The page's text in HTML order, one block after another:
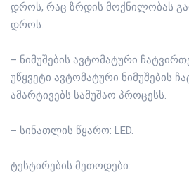
დროს, რაც ზრდის მოქნილობას
დროს.
– ნიმუშების ავტომატური
უწყვეტი ავტომატური ნიმუშების
ამარტივებს სამუშაო პროცესს.
– სინათლის წყარო: LED.
ტესტირების მეთოდები: